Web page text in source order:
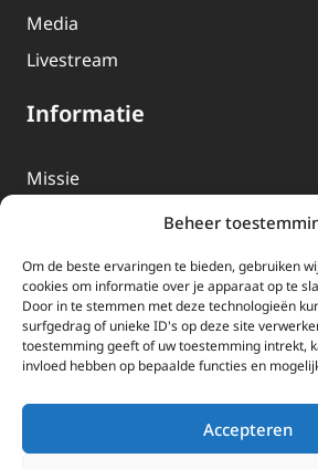
Beheer
Om de beste ervaringen te bieden, gebruiken
cookies om informatie over je apparaat op te
Door in te stemmen met deze technologieën
surfgedrag of unieke ID's op deze site
toestemming geeft of uw toestemming intrekt,
invloed hebben op bepaalde functies en
Accepteren
Media
Livestream
Informatie
Missie
EWTN-Team
Organisatiegegevens
Doneren
EWTN wordt uitsluitend gefinancierd
Wij ontvangen bewust geen